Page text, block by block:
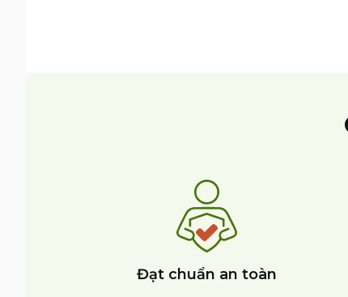
Đạt chuẩn an toàn